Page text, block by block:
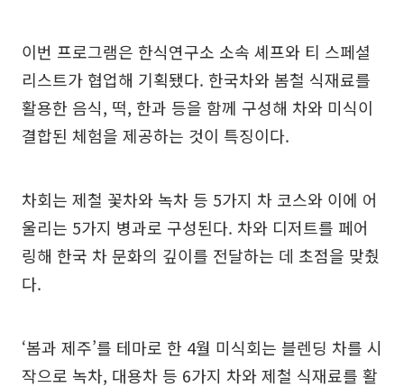
이번 프로그램은 한식연구소 소속 셰프와 티 스페셜
리스트가 협업해 기획됐다. 한국차와 봄철 식재료를
활용한 음식, 떡, 한과 등을 함께 구성해 차와 미식이
결합된 체험을 제공하는 것이 특징이다.
차회는 제철 꽃차와 녹차 등 5가지 차 코스와 이에 어
울리는 5가지 병과로 구성된다. 차와 디저트를 페어
링해 한국 차 문화의 깊이를 전달하는 데 초점을 맞췄
다.
‘봄과 제주’를 테마로 한 4월 미식회는 블렌딩 차를 시
작으로 녹차, 대용차 등 6가지 차와 제철 식재료를 활